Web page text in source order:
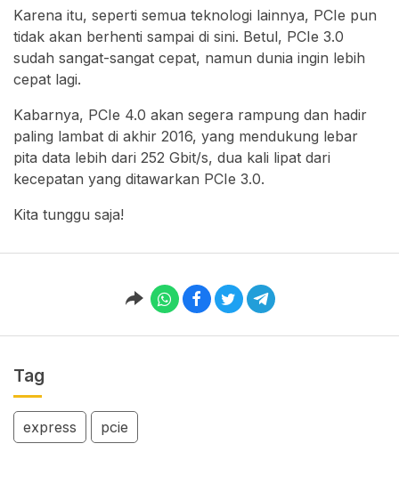
Karena itu, seperti semua teknologi lainnya, PCIe pun
tidak akan berhenti sampai di sini. Betul, PCIe 3.0
sudah sangat-sangat cepat, namun dunia ingin lebih
cepat lagi.
Kabarnya, PCIe 4.0 akan segera rampung dan hadir
paling lambat di akhir 2016, yang mendukung lebar
pita data lebih dari 252 Gbit/s, dua kali lipat dari
kecepatan yang ditawarkan PCIe 3.0.
Kita tunggu saja!
Tag
express pcie